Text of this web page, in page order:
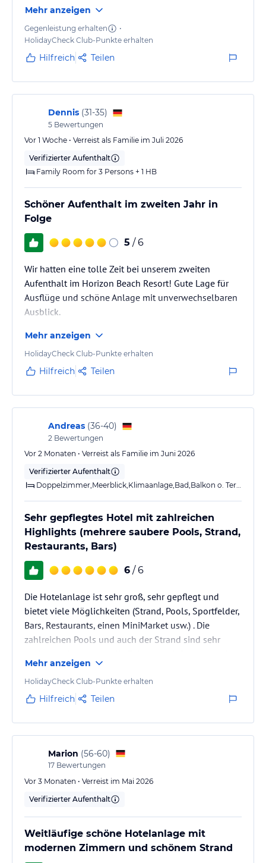
Our friendly and of high aesthetics hotel, distinguished for its
hospitality towards its guests, welcomes you to a world of discreet
sumptuousness that has been created especially for you.
Hinweis: Allgemeine und unverbindliche
lies vor der Buchung die verbindlichen Angebotsdetailsdes
jeweiligen Veranstalters.
Mehr anzeigen
Gegenleistung erhalten
•
HolidayCheck Club-Punkte erhalten
Hilfreich Teilen
Dennis (31-35)
5 Bewertungen
Vor 1 Woche • Verreist als Familie im Juli 2026
Verifizierter Aufenthalt
Family Room for 3 Persons + 1 HB
Schöner Aufenthalt im zweiten Jahr in
Folge
5 / 6
Wir hatten eine tolle Zeit bei unserem zweiten
Aufenthalt im Horizon Beach Resort! Gute Lage für
Ausflüge und schöne Anlage mit unverwechselbaren
Ausblick.
Mehr anzeigen
HolidayCheck Club-Punkte erhalten
Hilfreich Teilen
Andreas (36-40)
2 Bewertungen
Vor 2 Monaten • Verreist als Familie im Juni 2026
Verifizierter Aufenthalt
Sehr gepflegtes Hotel mit zahlreichen
Highlights (mehrere saubere Pools, Strand,
Restaurants, Bars)
6 / 6
Die Hotelanlage ist sehr groß, sehr gepflegt und
bietet viele Möglichkeiten (Strand, Pools, Sportfelder,
Bars, Restaurants, einen MiniMarket usw.) . Die
zahlreichen Pools und auch der Strand sind sehr
muss man auch nie Sorge haben, dass alle Liegen
besetzt sind - alles sehr entspannt. Für Kleinkinder
gibt es flache Pools mit Sonnensegel. Das Personal
Mehr anzeigen
HolidayCheck Club-Punkte erhalten
Hilfreich Teilen
Marion (56-60)
17 Bewertungen
Vor 3 Monaten • Verreist im Mai 2026
Verifizierter Aufenthalt
Weitläufige schöne Hotelanlage mit
modernen Zimmern und schönem Strand